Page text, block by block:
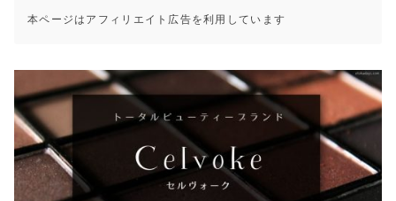
本ページはアフィリエイト広告を利用しています